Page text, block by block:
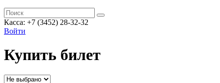
Касса: +7 (3452) 28-32-32
Войти
Купить билет